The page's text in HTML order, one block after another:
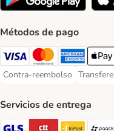
Métodos de pago
Visa Payment Method
Mastercard Payment
AmericanApple
Contra-reembolso
Contra-reembolso Payment
Servicios de entrega
GLS Shipping Method
CTTExpress